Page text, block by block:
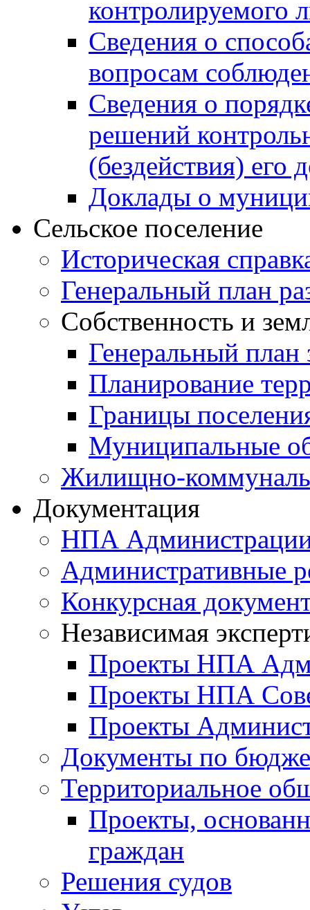
контролируемого
Сведения о
вопросам
Сведения о
решений
(бездействия)
Доклады о
Сельское поселение
Историческая
Генеральный план
Собственность и
Генеральный план
Планирование
Границы
Муниципальные
Жилищно-
Документация
НПА
Административные
Конкурсная
Независимая
Проекты НПА
Проекты НПА
Проекты
Документы по
Территориальное
Проекты,
граждан
Решения судов